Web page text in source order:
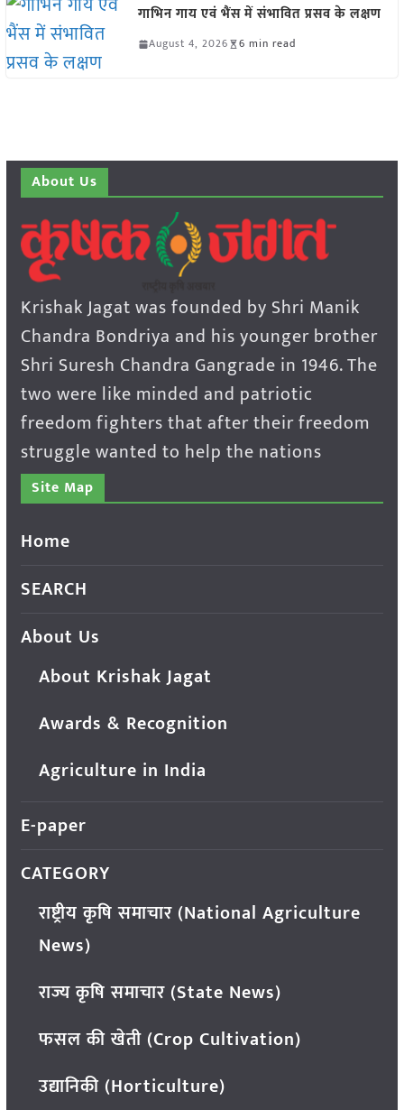
गाभिन गाय एवं भैंस में संभावित प्रसव के लक्षण
August 4, 2026 6 min read
About Us
Krishak Jagat was founded by Shri Manik
Chandra Bondriya and his younger brother
Shri Suresh Chandra Gangrade in 1946. The
two were like minded and patriotic
freedom fighters that after their freedom
struggle wanted to help the nations
Site Map
Home
SEARCH
About Us
About Krishak Jagat
Awards & Recognition
Agriculture in India
E-paper
CATEGORY
राष्ट्रीय कृषि समाचार (National Agriculture
News)
राज्य कृषि समाचार (State News)
फसल की खेती (Crop Cultivation)
उद्यानिकी (Horticulture)